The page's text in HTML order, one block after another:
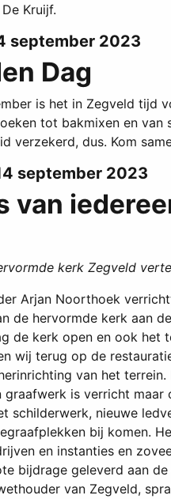
Kruijf.
september 2023
Dag
is het in Zegveld tijd
tot bakmixen en van
verzekerd, dus. Kom
september 2023
van
kerk Zegveld
Arjan Noorthoek
de hervormde kerk aan
de kerk open en ook het
wij terug op de
van het
is verricht maar
schilderwerk, nieuwe
bij komen.
en instanties en
bijdrage geleverd aan
van Zegveld,